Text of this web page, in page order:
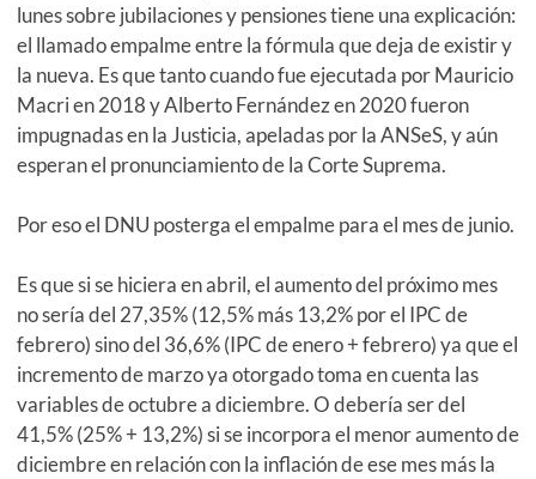
lunes sobre jubilaciones y pensiones tiene una explicación:
el llamado empalme entre la fórmula que deja de existir y
la nueva. Es que tanto cuando fue ejecutada por Mauricio
Macri en 2018 y Alberto Fernández en 2020 fueron
impugnadas en la Justicia, apeladas por la ANSeS, y aún
esperan el pronunciamiento de la Corte Suprema.
Por eso el DNU posterga el empalme para el mes de junio.
Es que si se hiciera en abril, el aumento del próximo mes
no sería del 27,35% (12,5% más 13,2% por el IPC de
febrero) sino del 36,6% (IPC de enero + febrero) ya que el
incremento de marzo ya otorgado toma en cuenta las
variables de octubre a diciembre. O debería ser del
41,5% (25% + 13,2%) si se incorpora el menor aumento de
diciembre en relación con la inflación de ese mes más la